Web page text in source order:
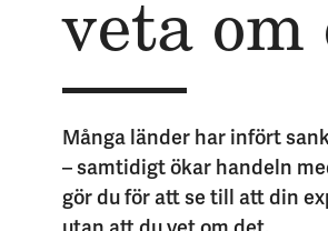
veta om
Många länder har infört
– samtidigt ökar handeln
gör du för att se till att din